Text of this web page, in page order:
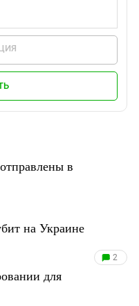
в
на Украине
2
для